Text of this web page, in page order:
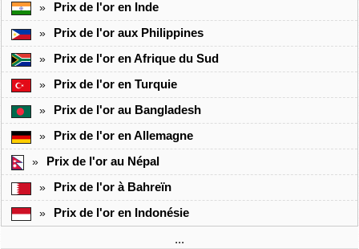
» Prix de l'or en Inde
» Prix de l'or aux Philippines
» Prix de l'or en Afrique du Sud
» Prix de l'or en Turquie
» Prix de l'or au Bangladesh
» Prix de l'or en Allemagne
» Prix de l'or au Népal
» Prix de l'or à Bahreïn
» Prix de l'or en Indonésie
...